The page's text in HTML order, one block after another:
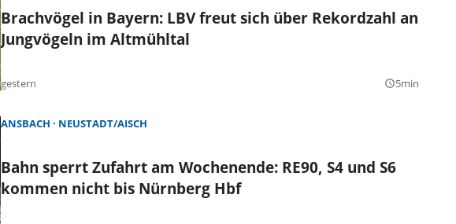
Brachvögel in Bayern: LBV freut sich über Rekordzahl an
Jungvögeln im Altmühltal
gestern query_builder5min
ANSBACH NEUSTADT/AISCH
Bahn sperrt Zufahrt am Wochenende: RE90, S4 und S6
kommen nicht bis Nürnberg Hbf